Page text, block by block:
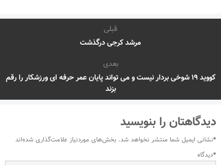
قبلی
مرشد کرجی درگذشت
بعدی
کووید ۱۹ شوخی بردار نیست و می تواند پایان عمر حرفه ای ورزشکار را رقم
بزند
دیدگاهتان را بنویسید
نشانی ایمیل شما منتشر نخواهد شد. بخش‌های موردنیاز علامت‌گذاری شده‌اند
*
دیدگاه*